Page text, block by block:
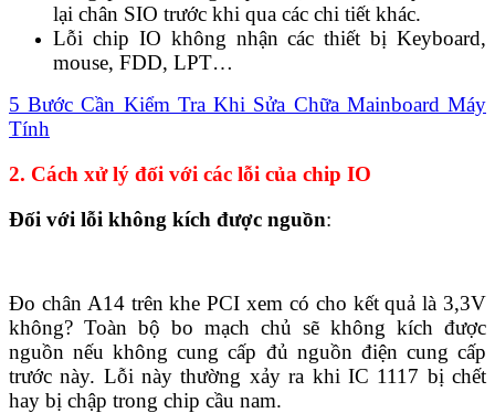
lại chân SIO trước khi qua các chi tiết khác.
Lỗi chip IO không nhận các thiết bị Keyboard,
mouse, FDD, LPT…
5 Bước Cần Kiểm Tra Khi Sửa Chữa Mainboard Máy
Tính
2. Cách xử lý đối với các lỗi của chip IO
Đối với lỗi không kích được nguồn:
Đo chân A14 trên khe PCI xem có cho kết quả là 3,3V
không? Toàn bộ bo mạch chủ sẽ không kích được
nguồn nếu không cung cấp đủ nguồn điện cung cấp
trước này. Lỗi này thường xảy ra khi IC 1117 bị chết
hay bị chập trong chip cầu nam.